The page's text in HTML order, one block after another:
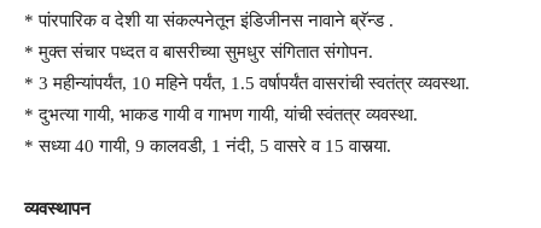
* पांरपारिक व देशी या संकल्पनेतून इंडिजीनस नावाने ब्रॅन्ड .
* मुक्त संचार पध्दत व बासरीच्या सुमधुर संगितात संगोपन.
* 3 महीन्यांपर्यंत, 10 महिने पर्यंत, 1.5 वर्षापर्यंत वासरांची स्वतंत्र व्यवस्था.
* दुभत्या गायी, भाकड गायी व गाभण गायी, यांची स्वंतत्र व्यवस्था.
* सध्या 40 गायी, 9 कालवडी, 1 नंदी, 5 वासरे व 15 वासर्‍या.
व्यवस्थापन